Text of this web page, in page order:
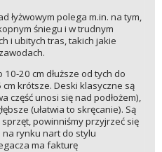
łyżwowym polega m.in. na tym,
śniegu i w trudnym
i ubitych tras, takich jakie
20 cm dłuższe od tych do
krótsze. Deski klasyczne są
część unosi się nad podłożem),
(ułatwia to skręcanie). Są
powinniśmy przyjrzeć się
na rynku nart do stylu
ma fakturę